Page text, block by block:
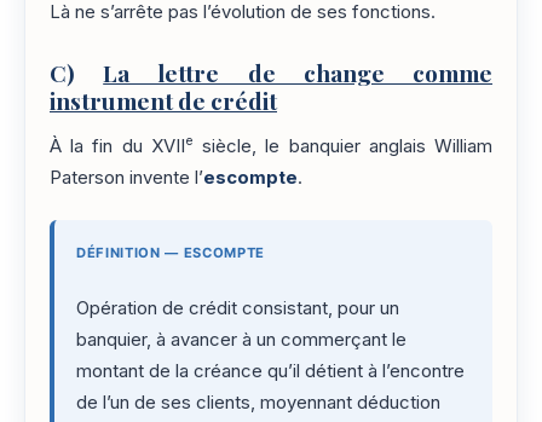
Là ne s’arrête pas l’évolution de ses fonctions.
C)La lettre de change comme
instrument de crédit
À la fin du XVIIe siècle, le banquier anglais William
Paterson invente l’escompte.
DÉFINITION — ESCOMPTE
Opération de crédit consistant, pour un
banquier, à avancer à un commerçant le
montant de la créance qu’il détient à l’encontre
de l’un de ses clients, moyennant déduction